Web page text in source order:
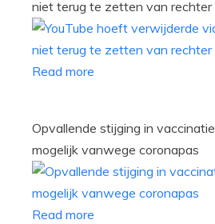
niet terug te zetten van rechter
Read more
Opvallende stijging in
mogelijk vanwege coronapas
Read more